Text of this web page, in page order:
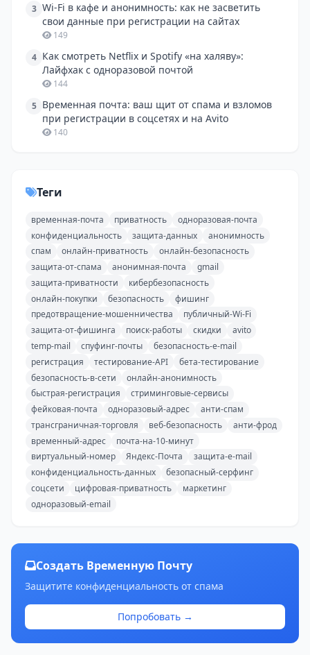
3 Wi-Fi в кафе и анонимность: как не засветить
свои данные при регистрации на сайтах
149
4 Как смотреть Netflix и Spotify «на халяву»:
Лайфхак с одноразовой почтой
144
5 Временная почта: ваш щит от спама и взломов
при регистрации в соцсетях и на Avito
140
Теги
временная-почта приватность
одноразовая-почта
конфиденциальность
защита-данных
анонимность
спам
онлайн-приватность
онлайн-безопасность
защита-от-спама
анонимная-почта
gmail
защита-приватности
кибербезопасность
онлайн-покупки
безопасность
фишинг
предотвращение-мошенничества
публичный-Wi-Fi
защита-от-фишинга
поиск-работы скидки
avito
temp-mail
спуфинг-почты
безопасность-e-mail
регистрация
тестирование-API
бета-тестирование
безопасность-в-сети
онлайн-анонимность
быстрая-регистрация
стриминговые-сервисы
фейковая-почта
одноразовый-адрес
анти-спам
трансграничная-торговля
веб-безопасность
анти-фрод
временный-адрес
почта-на-10-минут
виртуальный-номер
Яндекс-Почта
защита-e-mail
конфиденциальность-данных
безопасный-серфинг
соцсети
цифровая-приватность
маркетинг
одноразовый-email
Создать Временную Почту
Защитите конфиденциальность от спама
Попробовать →